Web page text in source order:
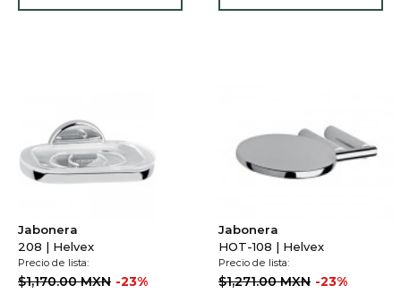
Jabonera
208 | Helvex
Precio de lista:
$1,170.00 MXN -23%
Jabonera
HOT-108 | Helvex
Precio de lista:
$1,271.00 MXN -23%